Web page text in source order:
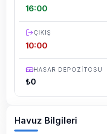
16:00
ÇIKIŞ
10:00
HASAR DEPOZITOSU
₺0
Havuz Bilgileri